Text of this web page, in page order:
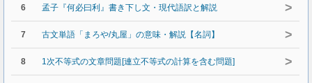
6 孟子『何必曰利』書き下し文・現代語訳と解説 >
7 古文単語「まろや/丸屋」の意味・解説【名詞】 >
8 1次不等式の文章問題[連立不等式の計算を含む問題] >